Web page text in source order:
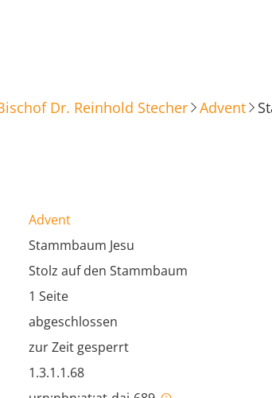
Dr. Reinhold Stecher Advent
Advent
Stammbaum Jesu
Stolz auf den Stammbaum
1 Seite
abgeschlossen
zur Zeit gesperrt
1.3.1.1.68